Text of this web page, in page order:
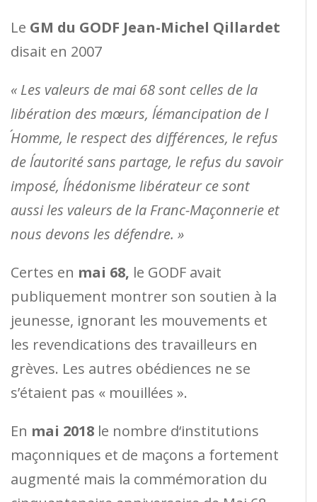
Le GM du GODF Jean-Michel Qillardet
disait en 2007
« Les valeurs de mai 68 sont celles de la
libération des mœurs, l´émancipation de l
´Homme, le respect des différences, le refus
de l´autorité sans partage, le refus du savoir
imposé, l´hédonisme libérateur ce sont
aussi les valeurs de la Franc-Maçonnerie et
nous devons les défendre. »
Certes en mai 68, le GODF avait
publiquement montrer son soutien à la
jeunesse, ignorant les mouvements et
les revendications des travailleurs en
grèves. Les autres obédiences ne se
s’étaient pas « mouillées ».
En mai 2018 le nombre d‘institutions
maçonniques et de maçons a fortement
augmenté mais la commémoration du